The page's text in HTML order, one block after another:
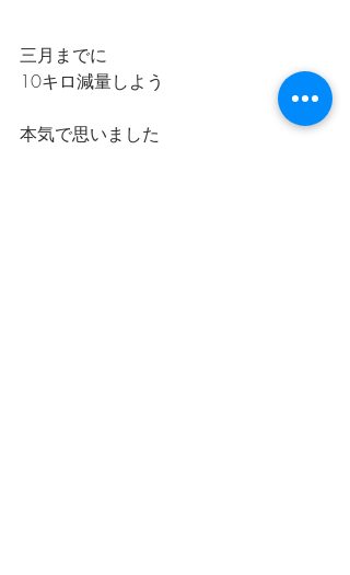
三月までに
10キロ減量しよう
本気で思いました